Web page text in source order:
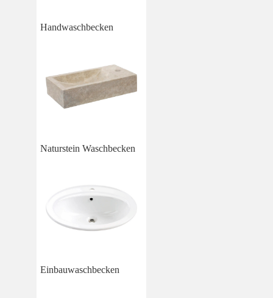
Handwaschbecken
Naturstein Waschbecken
Einbauwaschbecken